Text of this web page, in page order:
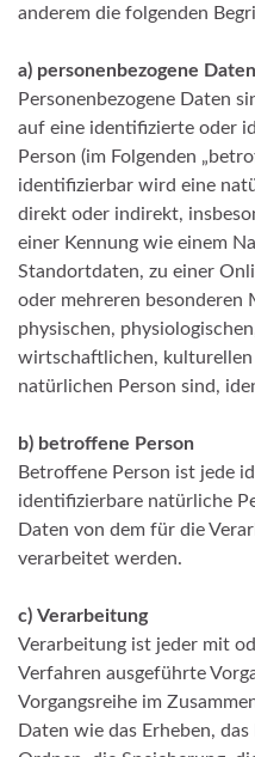
anderem die folgenden
a) personenbezogene Daten
Personenbezogene Daten
auf eine identifizierte oder
Person (im Folgenden
identifizierbar wird eine
direkt oder indirekt,
einer Kennung wie einem
Standortdaten, zu einer
oder mehreren besonderen
physischen,
wirtschaftlichen,
natürlichen Person sind,
b) betroffene Person
Betroffene Person ist jede
identifizierbare natürliche
Daten von dem für die
verarbeitet werden.
c) Verarbeitung
Verarbeitung ist jeder mit
Verfahren ausgeführte
Vorgangsreihe im
Daten wie das Erheben,